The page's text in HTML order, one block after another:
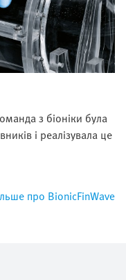
з біоніки була
і реалізувала це
про BionicFinWave